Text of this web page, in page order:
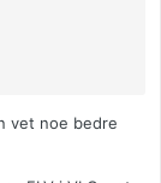
vet noe bedre